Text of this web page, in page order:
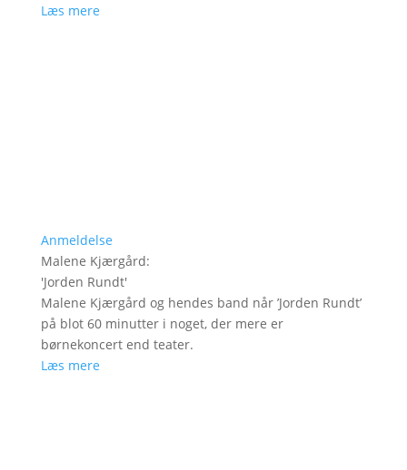
Læs mere
Anmeldelse
Malene Kjærgård:
'Jorden Rundt'
Malene Kjærgård og hendes band når ’Jorden Rundt’
på blot 60 minutter i noget, der mere er
børnekoncert end teater.
Læs mere